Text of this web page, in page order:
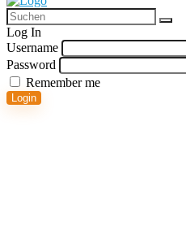
Log In
Username
Password
Remember me
Login